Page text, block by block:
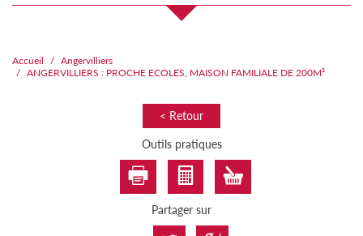
Accueil
Angervilliers
ANGERVILLIERS : PROCHE ECOLES, MAISON FAMILIALE DE 200M²
< Retour
Outils pratiques
Partager sur